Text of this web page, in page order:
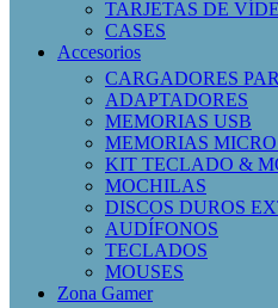
TARJETAS DE
CASES
Accesorios
CARGADORES
ADAPTADORES
MEMORIAS USB
MEMORIAS MICRO
KIT TECLADO &
MOCHILAS
DISCOS DUROS
AUDÍFONOS
TECLADOS
MOUSES
Zona Gamer